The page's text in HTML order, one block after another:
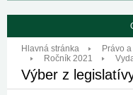
Hlavná stránka
Právo
Ročník 2021
Výber z